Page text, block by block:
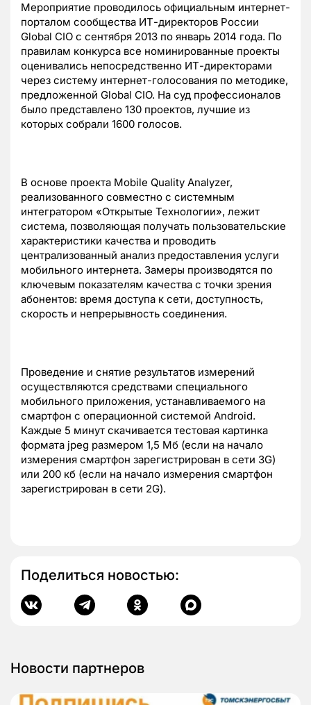
Мероприятие проводилось официальным интернет-
порталом сообщества ИТ-директоров России
Global CIO с сентября 2013 по январь 2014 года. По
правилам конкурса все номинированные проекты
оценивались непосредственно ИТ-директорами
через систему интернет-голосования по методике,
предложенной Global CIO. На суд профессионалов
было представлено 130 проектов, лучшие из
которых собрали 1600 голосов.
В основе проекта Mobile Quality Analyzer,
реализованного совместно с системным
интегратором «Открытые Технологии», лежит
система, позволяющая получать пользовательские
характеристики качества и проводить
централизованный анализ предоставления услуги
мобильного интернета. Замеры производятся по
ключевым показателям качества с точки зрения
абонентов: время доступа к сети, доступность,
скорость и непрерывность соединения.
Проведение и снятие результатов измерений
осуществляются средствами специального
мобильного приложения, устанавливаемого на
смартфон с операционной системой Android.
Каждые 5 минут скачивается тестовая картинка
формата jpeg размером 1,5 Мб (если на начало
измерения смартфон зарегистрирован в сети 3G)
или 200 кб (если на начало измерения смартфон
зарегистрирован в сети 2G).
Поделиться новостью:
Новости партнеров